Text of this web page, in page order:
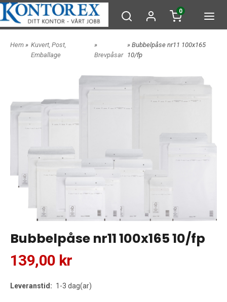
0
Hem » Kuvert, Post,
Emballage
»
Brevpåsar
» Bubbelpåse nr11 100x165
10/fp
Bubbelpåse nr11 100x165 10/fp
139,00 kr
Leveranstid: 1-3 dag(ar)